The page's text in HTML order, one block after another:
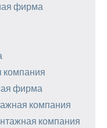
фирма
компания
фирма
компания
компания